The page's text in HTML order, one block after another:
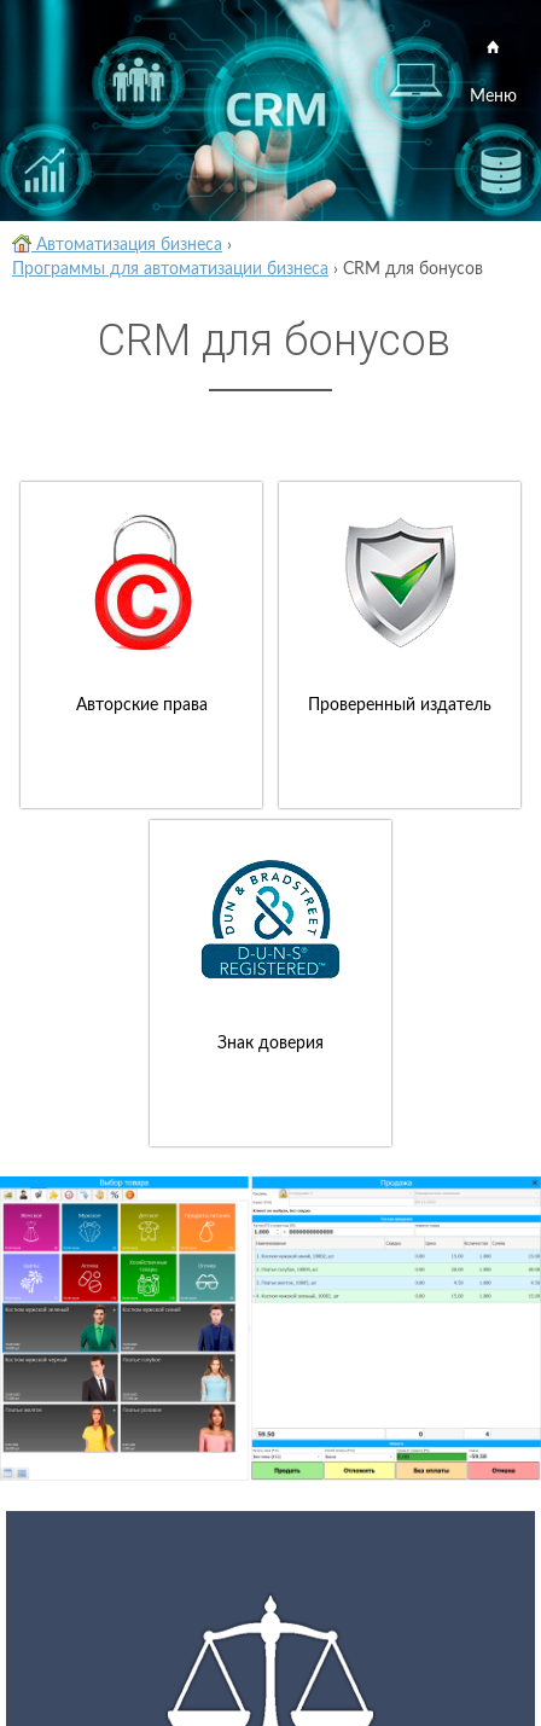
Меню
Автоматизация бизнеса ›
Программы для автоматизации бизнеса › CRM для бонусов
CRM для бонусов
Авторские права Проверенный издатель
Знак доверия